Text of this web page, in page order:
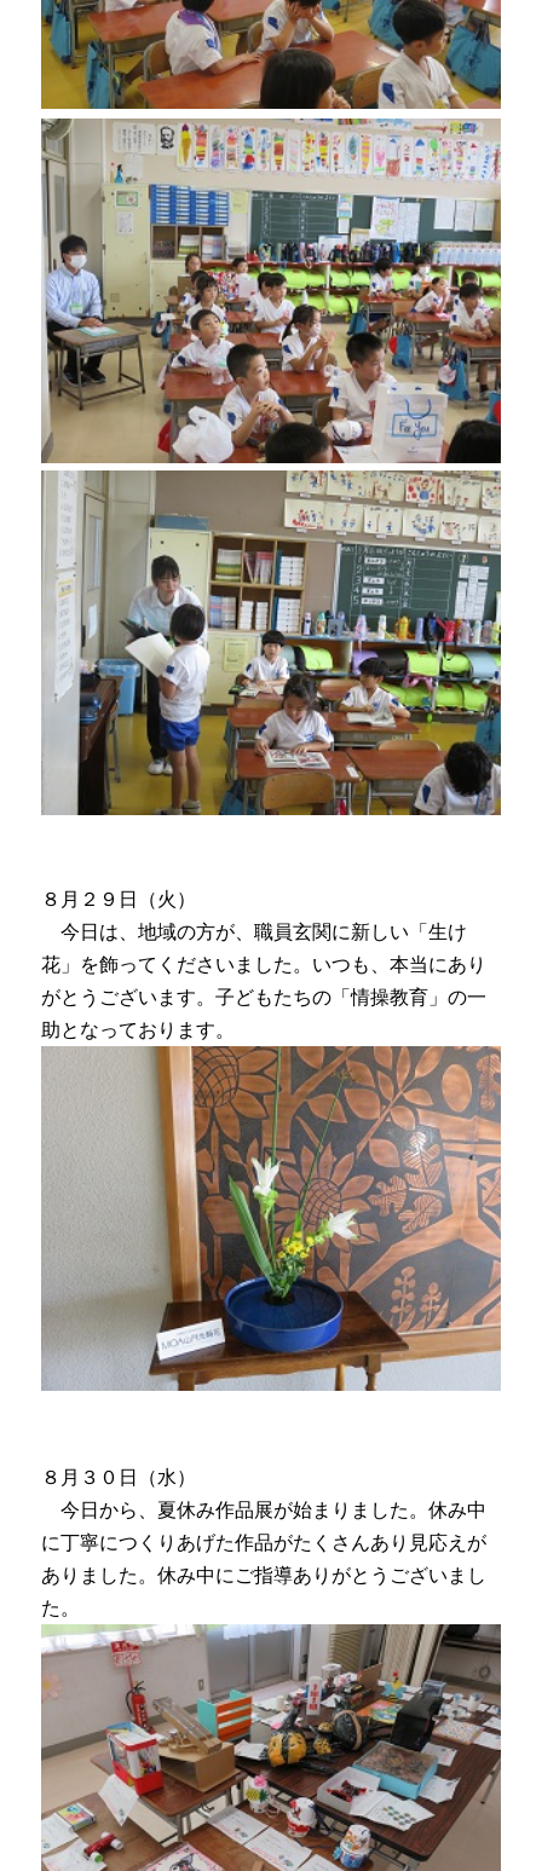
８月２９日（火）
今日は、地域の方が、職員玄関に新しい「生け
花」を飾ってくださいました。いつも、本当にあり
がとうございます。子どもたちの「情操教育」の一
助となっております。
８月３０日（水）
今日から、夏休み作品展が始まりました。休み中
に丁寧につくりあげた作品がたくさんあり見応えが
ありました。休み中にご指導ありがとうございまし
た。